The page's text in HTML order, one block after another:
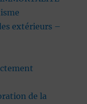
extérieurs –
de la